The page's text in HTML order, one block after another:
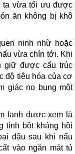
ta vừa tối ưu được
ăn không bị khô
ninh nhừ hoặc
vừa chín tới. Khi
giữ được cấu trúc
độ tiêu hóa của cơ
giác no bụng một
lạnh được xem là
tinh bột kháng hồi
đậu sau khi nấu
vào ngăn mát tủ